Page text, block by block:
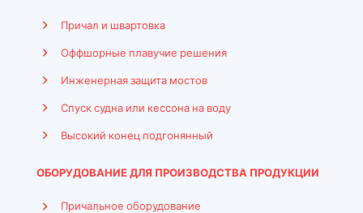
Причал и швартовка
Оффшорные плавучие решения
Инженерная защита мостов
Спуск судна или кессона на воду
Высокий конец подгонянный
ОБОРУДОВАНИЕ ДЛЯ ПРОИЗВОДСТВА ПРОДУКЦИИ
Причальное оборудование